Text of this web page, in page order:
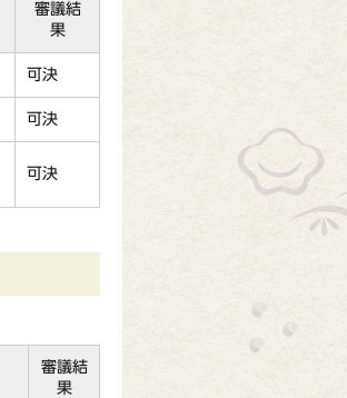
審議結
果
可決
可決
可決
審議結
果